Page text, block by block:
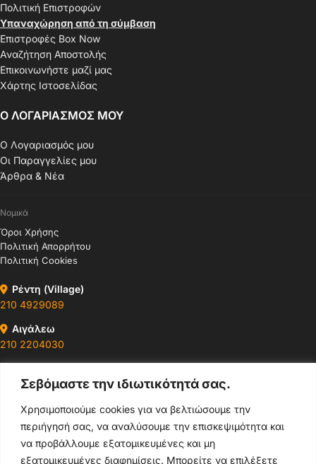
Σεβόμαστε την ιδιωτικότητά σας.
Χρησιμοποιούμε cookies για να βελτιώσουμε την
περιήγησή σας, να αναλύσουμε την επισκεψιμότητα και
να προβάλλουμε εξατομικευμένες και μη
εξατομικευμένες διαφημίσεις. Μπορείτε να επιλέξετε
Πολιτική Επιστροφών
Υπαναχώρηση από τη σύμβαση
Επιστροφές Box Now
Αναζήτηση Αποστολής
Επικοινωνήστε μαζί μας
Χάρτης Ιστοσελίδας
Ο ΛΟΓΑΡΙΑΣΜΟΣ ΜΟΥ
Ο Λογαριασμός μου
Οι Παραγγελίες μου
Άρθρα & Νέα
Νομικά
Όροι Χρήσης
Πολιτική Απορρήτου
Πολιτική Cookies
Ρέντη (Village)
210 4929089
Αιγάλεω
210 2204030
210 4400147
Ωράρια & Διευθύνσεις →